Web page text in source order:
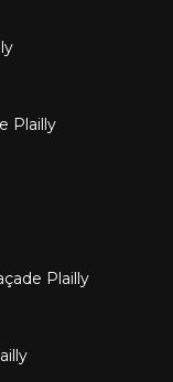
Plailly
Plailly